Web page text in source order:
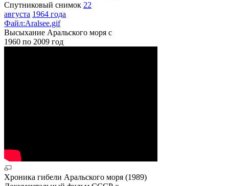
Спутниковый снимок 22
августа 1964 года
Файл:Aralsee.gif
Высыхание Аральского моря с
1960 по 2009 год
Хроника гибели Аральского моря (1989)